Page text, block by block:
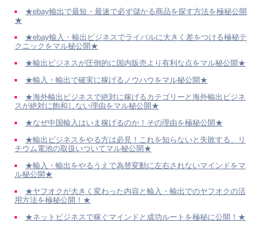
★ebay輸出で最短・最速で必ず儲かる商品を探す方法を極秘公開
★
★ebay輸入・輸出ビジネスでライバルに大きく差をつける極秘テ
クニックをマル秘公開★
★輸出ビジネスが圧倒的に国内販売より有利な点をマル秘公開★
★輸入・輸出で確実に稼げるノウハウをマル秘公開★
★海外輸出ビジネスで絶対に稼げるカテゴリーと海外輸出ビジネ
スが絶対に飽和しない理由をマル秘公開★
★なぜ中国輸入はいま稼げるのか！その理由を極秘公開★
★輸出ビジネスをやる方は必見！これを知らないと失敗する、リ
チウム電池の取扱いついてマル秘公開★
★輸入・輸出をやるうえで為替変動に左右されないマインドをマ
ル秘公開★
★ヤフオクが大きく変わった内容と輸入・輸出でのヤフオクの活
用方法を極秘公開！★
★ネットビジネスで稼ぐマインドと成功ルートを極秘に公開！★